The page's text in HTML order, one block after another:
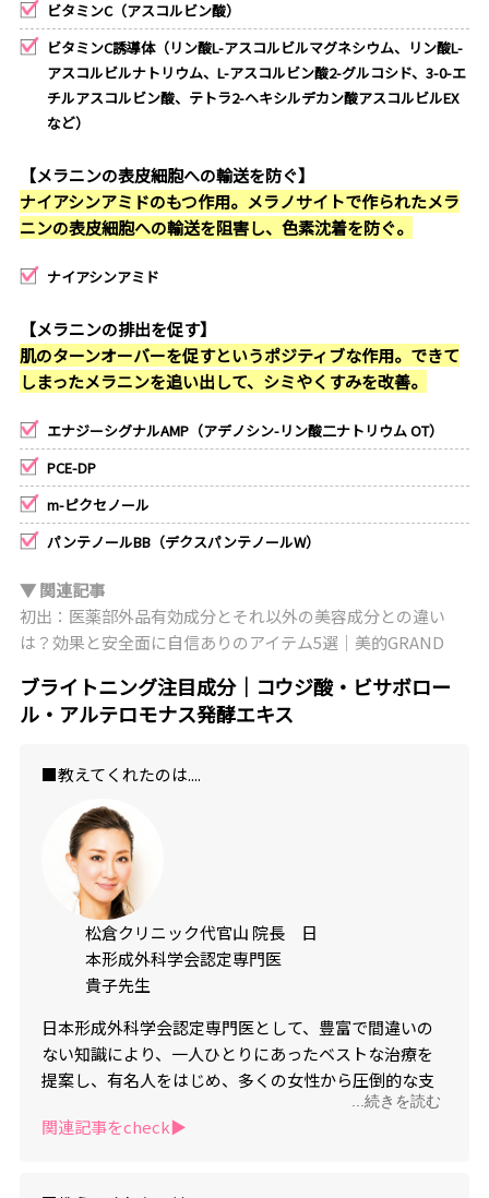
ビタミンC（アスコルビン酸）
ビタミンC誘導体（リン酸L-アスコルビルマグネシウム、リン酸L-
アスコルビルナトリウム、L-アスコルビン酸2-グルコシド、3-0-エ
チルアスコルビン酸、テトラ2-ヘキシルデカン酸アスコルビルEX
など）
【メラニンの表皮細胞への輸送を防ぐ】
ナイアシンアミドのもつ作用。メラノサイトで作られたメラ
ニンの表皮細胞への輸送を阻害し、色素沈着を防ぐ。
ナイアシンアミド
【メラニンの排出を促す】
肌のターンオーバーを促すというポジティブな作用。できて
しまったメラニンを追い出して、シミやくすみを改善。
エナジーシグナルAMP（アデノシン-リン酸二ナトリウム OT）
PCE-DP
m-ピクセノール
パンテノールBB（デクスパンテノールW）
▼ 関連記事
初出：医薬部外品有効成分とそれ以外の美容成分との違い
は？効果と安全面に自信ありのアイテム5選｜美的GRAND
ブライトニング注目成分｜コウジ酸・ビサボロー
ル・アルテロモナス発酵エキス
■教えてくれたのは....
松倉クリニック代官山 院長 日
本形成外科学会認定専門医
貴子先生
日本形成外科学会認定専門医として、豊富で間違いの
ない知識により、一人ひとりにあったベストな治療を
提案し、有名人をはじめ、多くの女性から圧倒的な支
持。その美肌を支え続けている。また、女性の理想の
美しさを持っており、雑誌などのメディアでも活躍中。
...続きを読む
関連記事をcheck▶︎